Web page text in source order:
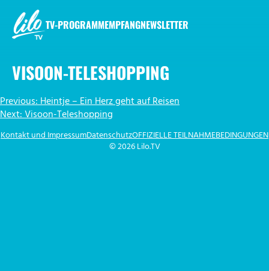
Inhalt
springen
TV-PROGRAMMEMPFANGNEWSLETTER
VISOON-TELESHOPPING
BEITRAGSNAVIGATION
Previous:Heintje – Ein Herz geht auf Reisen
Next:Visoon-Teleshopping
© 2026 Lilo.TV
Kontakt und ImpressumDatenschutzOFFIZIELLE TEILNAHMEBEDINGUNGEN